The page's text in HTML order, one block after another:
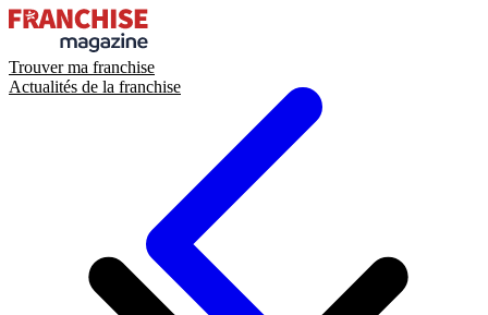
Trouver ma franchise
Actualités de la franchise